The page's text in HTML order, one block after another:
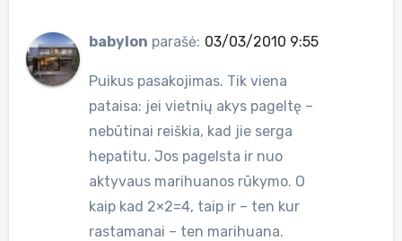
babylon parašė: 03/03/2010 9:55
Puikus pasakojimas. Tik viena
pataisa: jei vietnių akys pageltę –
nebūtinai reiškia, kad jie serga
hepatitu. Jos pagelsta ir nuo
aktyvaus marihuanos rūkymo. O
kaip kad 2×2=4, taip ir – ten kur
rastamanai – ten marihuana.